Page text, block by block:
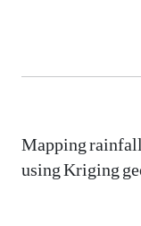
Mapping
using Kriging